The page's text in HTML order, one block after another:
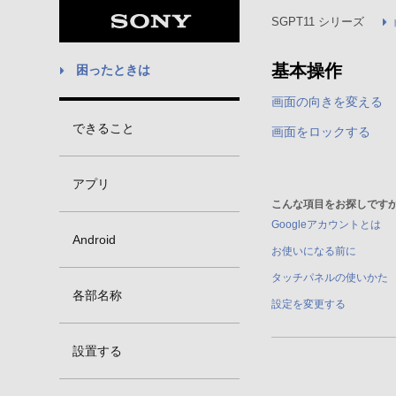
SGPT11 シリーズ
困ったときは
できること
アプリ
Android
各部名称
設置する
基本操作
画面の向きを変える
画面をロックする
こんな項目をお探しです
Googleアカウントとは
お使いになる前に
タッチパネルの使いかた
設定を変更する